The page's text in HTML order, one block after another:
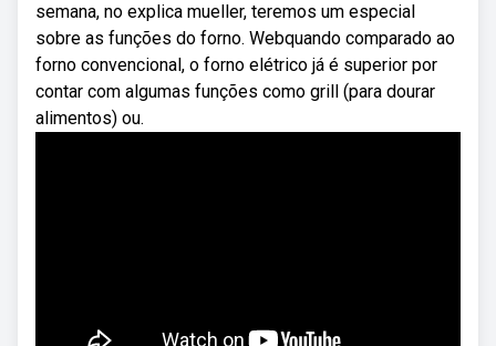
semana, no explica mueller, teremos um especial
sobre as funções do forno. Webquando comparado ao
forno convencional, o forno elétrico já é superior por
contar com algumas funções como grill (para dourar
alimentos) ou.